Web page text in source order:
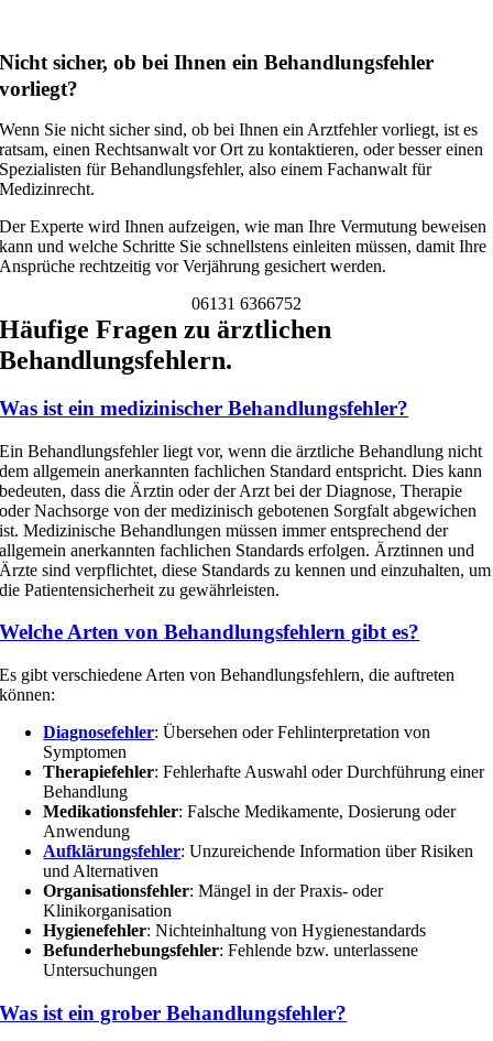
Nicht sicher, ob bei Ihnen ein Behandlungsfehler
vorliegt?
Wenn Sie nicht sicher sind, ob bei Ihnen ein Arztfehler vorliegt, ist es
ratsam, einen Rechtsanwalt vor Ort zu kontaktieren, oder besser einen
Spezialisten für Behandlungsfehler, also einem Fachanwalt für
Medizinrecht.
Der Experte wird Ihnen aufzeigen, wie man Ihre Vermutung beweisen
kann und welche Schritte Sie schnellstens einleiten müssen, damit Ihre
Ansprüche rechtzeitig vor Verjährung gesichert werden.
06131 6366752
Häufige Fragen zu ärztlichen
Behandlungsfehlern.
Was ist ein medizinischer Behandlungsfehler?
Ein Behandlungsfehler liegt vor, wenn die ärztliche Behandlung nicht
dem allgemein anerkannten fachlichen Standard entspricht. Dies kann
bedeuten, dass die Ärztin oder der Arzt bei der Diagnose, Therapie
oder Nachsorge von der medizinisch gebotenen Sorgfalt abgewichen
ist. Medizinische Behandlungen müssen immer entsprechend der
allgemein anerkannten fachlichen Standards erfolgen. Ärztinnen und
Ärzte sind verpflichtet, diese Standards zu kennen und einzuhalten, um
die Patientensicherheit zu gewährleisten.
Welche Arten von Behandlungsfehlern gibt es?
Es gibt verschiedene Arten von Behandlungsfehlern, die auftreten
können:
Diagnosefehler: Übersehen oder Fehlinterpretation von
Symptomen
Therapiefehler: Fehlerhafte Auswahl oder Durchführung einer
Behandlung
Medikationsfehler: Falsche Medikamente, Dosierung oder
Anwendung
Aufklärungsfehler: Unzureichende Information über Risiken
und Alternativen
Organisationsfehler: Mängel in der Praxis- oder
Klinikorganisation
Hygienefehler: Nichteinhaltung von Hygienestandards
Befunderhebungsfehler: Fehlende bzw. unterlassene
Untersuchungen
Was ist ein grober Behandlungsfehler?